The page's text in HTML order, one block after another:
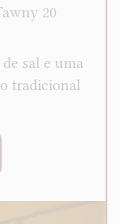
20
sal e uma
tradicional